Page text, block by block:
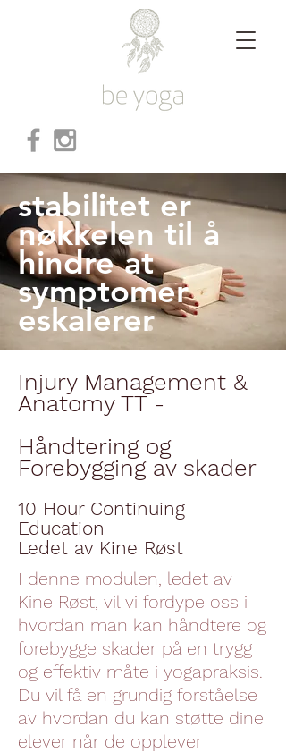
stabilitet er
nøkkelen til å
hindre at
symptomer
eskalerer
Injury Management &
Anatomy TT -
Håndtering og
Forebygging av skader
10 Hour Continuing
Education
Ledet av Kine Røst
I denne modulen, ledet av
Kine Røst, vil vi fordype oss i
hvordan man kan håndtere og
forebygge skader på en trygg
og effektiv måte i yogapraksis.
Du vil få en grundig forståelse
av hvordan du kan støtte dine
elever når de opplever